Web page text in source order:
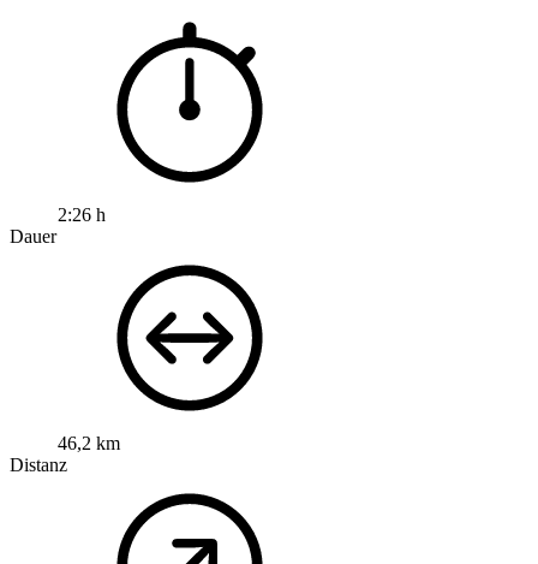
2:26 h
Dauer
46,2 km
Distanz